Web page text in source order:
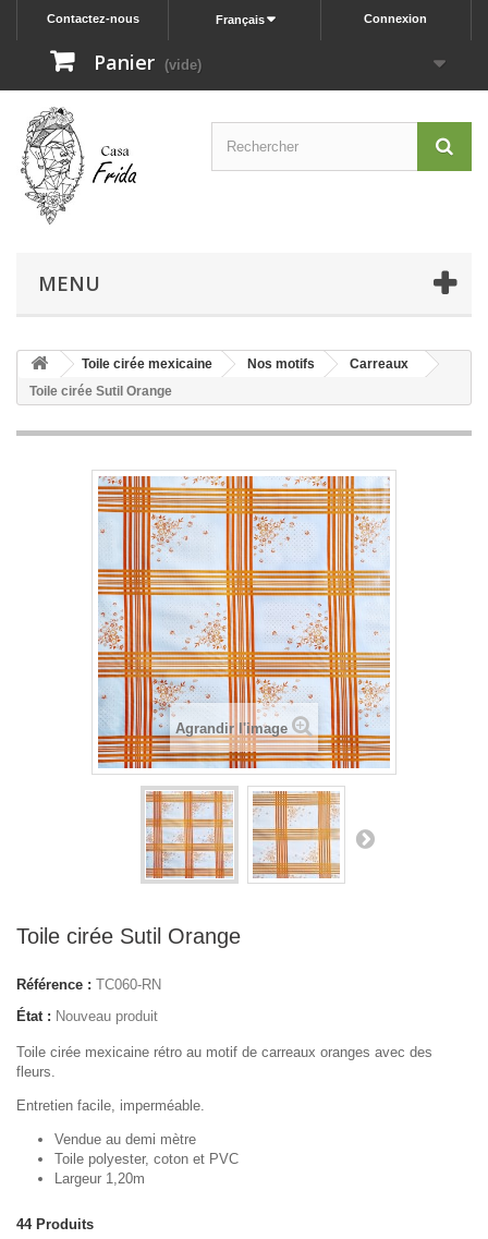
Connexion
Français
Contactez-nous
Panier (vide)
MENU
Toile cirée mexicaine Nos motifs
Carreaux
Toile cirée Sutil Orange
Agrandir l'image
Toile cirée Sutil Orange
Référence : TC060-RN
État : Nouveau produit
Toile cirée mexicaine rétro au motif de carreaux oranges avec des
fleurs.
Entretien facile, imperméable.
Vendue au demi mètre
Toile polyester, coton et PVC
Largeur 1,20m
44 Produits